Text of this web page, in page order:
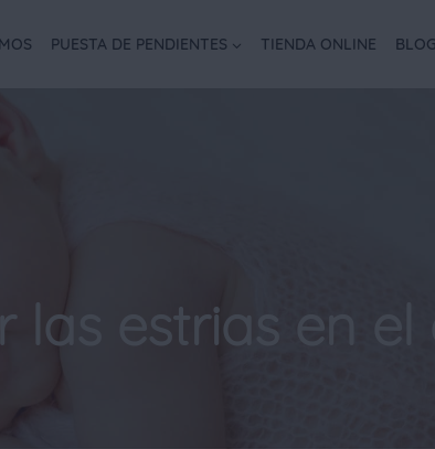
PUESTA DE PENDIENTES TIENDA ONLINE BLOG
las estrias en el